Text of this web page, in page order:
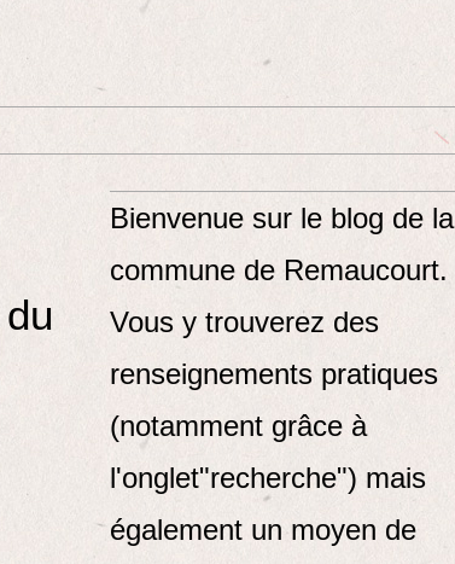
Bienvenue sur le blog de la
commune de Remaucourt.
Vous y trouverez des
renseignements pratiques
(notamment grâce à
l'onglet"recherche") mais
également un moyen de